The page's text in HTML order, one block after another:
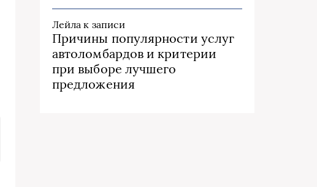
Лейла к записи
Причины популярности услуг
автоломбардов и критерии
при выборе лучшего
предложения